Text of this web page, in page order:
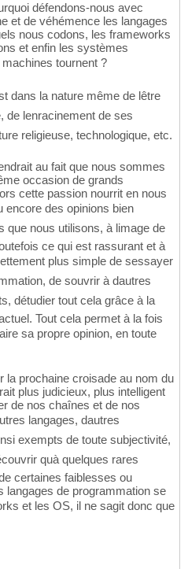
défendons-nous avec
et de véhémence les langages
nous codons, les frameworks
et enfin les systèmes
machines tournent ?
dans la nature même de lêtre
lenracinement de ses
religieuse, technologique, etc.
au fait que nous sommes
occasion de grands
cette passion nourrit en nous
encore des opinions bien
nous utilisons, à limage de
ce qui est rassurant et à
plus simple de sessayer
de souvrir à dautres
détudier tout cela grâce à la
Tout cela permet à la fois
sa propre opinion, en toute
la prochaine croisade au nom du
plus judicieux, plus intelligent
de nos chaînes et de nos
langages, dautres
exempts de toute subjectivité,
quà quelques rares
certaines faiblesses ou
langages de programmation se
et les OS, il ne sagit donc que